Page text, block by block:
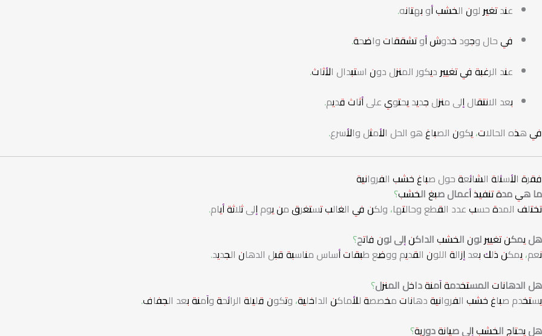
عند تغير لون الخشب أو بهتانه.
في حال وجود خدوش أو تشققات واضحة.
عند الرغبة في تغيير ديكور المنزل دون استبدال الأثاث.
بعد الانتقال إلى منزل جديد يحتوي على أثاث قديم.
في هذه الحالات، يكون الصباغ هو الحل الأمثل والأسرع.
فقرة الأسئلة الشائعة حول صباغ خشب الفروانية
ما هي مدة تنفيذ أعمال صبغ الخشب؟
تختلف المدة حسب عدد القطع وحالتها، ولكن في الغالب تستغرق من يوم إلى ثلاثة أيام.
هل يمكن تغيير لون الخشب الداكن إلى لون فاتح؟
نعم، يمكن ذلك بعد إزالة اللون القديم ووضع طبقات أساس مناسبة قبل الدهان الجديد.
هل الدهانات المستخدمة آمنة داخل المنزل؟
يستخدم صباغ خشب الفروانية دهانات مخصصة للأماكن الداخلية، وتكون قليلة الرائحة وآمنة بعد الجفاف.
هل يحتاج الخشب إلى صيانة دورية؟